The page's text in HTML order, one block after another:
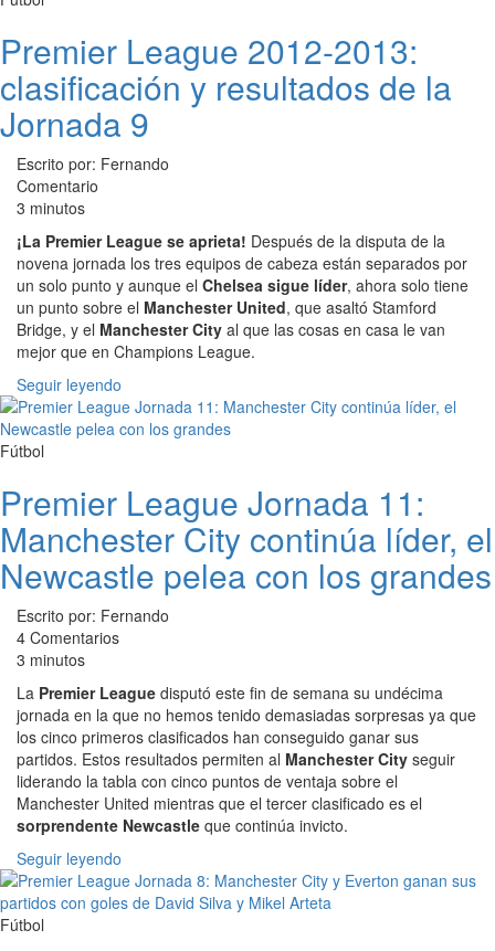
Premier League 2012-2013:
clasificación y resultados de la
Jornada 9
Escrito por: Fernando
Comentario
3 minutos
¡La Premier League se aprieta! Después de la disputa de la
novena jornada los tres equipos de cabeza están separados por
un solo punto y aunque el Chelsea sigue líder, ahora solo tiene
un punto sobre el Manchester United, que asaltó Stamford
Bridge, y el Manchester City al que las cosas en casa le van
mejor que en Champions League.
Seguir leyendo
Fútbol
Premier League Jornada 11:
Manchester City continúa líder, el
Newcastle pelea con los grandes
Escrito por: Fernando
4 Comentarios
3 minutos
La Premier League disputó este fin de semana su undécima
jornada en la que no hemos tenido demasiadas sorpresas ya que
los cinco primeros clasificados han conseguido ganar sus
partidos. Estos resultados permiten al Manchester City seguir
liderando la tabla con cinco puntos de ventaja sobre el
Manchester United mientras que el tercer clasificado es el
sorprendente Newcastle que continúa invicto.
Seguir leyendo
Fútbol